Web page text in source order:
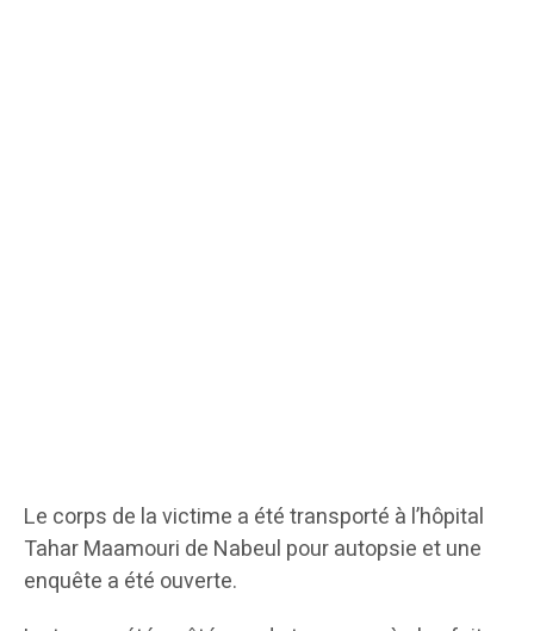
Le corps de la victime a été transporté à l’hôpital
Tahar Maamouri de Nabeul pour autopsie et une
enquête a été ouverte.